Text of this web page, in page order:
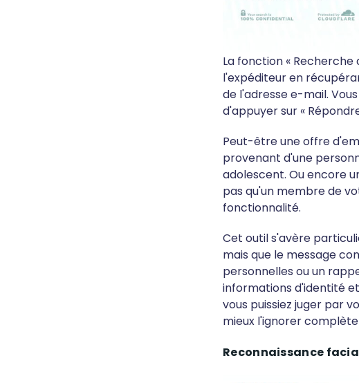
La fonction «
l'expéditeur en
de l'adresse e-mail.
d'appuyer sur «
Peut-être une offre
provenant d'une
adolescent. Ou encore
pas qu'un membre de
fonctionnalité.
Cet outil s'avère
mais que le message
personnelles ou un
informations d'identité
vous puissiez juger par
mieux l'ignorer
Reconnaissance